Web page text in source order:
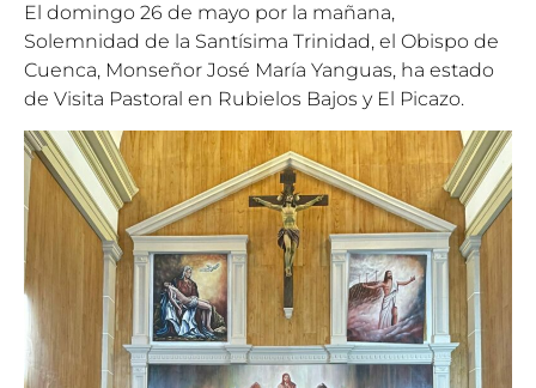
El domingo 26 de mayo por la mañana,
Solemnidad de la Santísima Trinidad, el Obispo de
Cuenca, Monseñor José María Yanguas, ha estado
de Visita Pastoral en Rubielos Bajos y El Picazo.